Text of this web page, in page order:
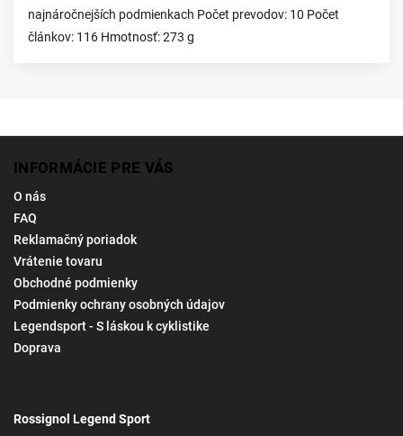
najnáročnejších podmienkach Počet prevodov: 10 Počet
článkov: 116 Hmotnosť: 273 g
INFORMÁCIE PRE VÁS
O nás
FAQ
Reklamačný poriadok
Vrátenie tovaru
Obchodné podmienky
Podmienky ochrany osobných údajov
Legendsport - S láskou k cyklistike
Doprava
Rossignol Legend Sport